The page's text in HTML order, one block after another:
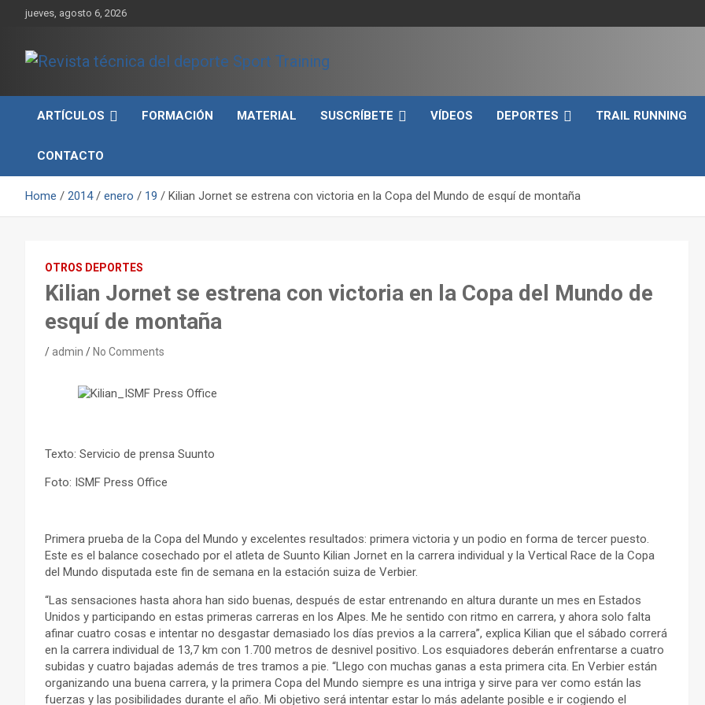
jueves, agosto 6, 2026
Revista técnica del
deporte Sport Training
rendimiento, nutrición y entrenamiento.
ARTÍCULOS
FORMACIÓN MATERIAL SUSCRÍBETE VÍDEOS DEPORTES TRAIL RUNNING
CONTACTO
Home 2014 enero 19 Kilian Jornet se estrena con victoria en la Copa del Mundo de esquí de montaña
OTROS DEPORTES
Kilian Jornet se estrena con victoria en la Copa del Mundo de
esquí de montaña
admin No Comments
Texto: Servicio de prensa Suunto
Foto: ISMF Press Office
Primera prueba de la Copa del Mundo y excelentes resultados: primera victoria y un podio en forma de tercer puesto.
Este es el balance cosechado por el atleta de Suunto Kilian Jornet en la carrera individual y la Vertical Race de la Copa
del Mundo disputada este fin de semana en la estación suiza de Verbier.
“Las sensaciones hasta ahora han sido buenas, después de estar entrenando en altura durante un mes en Estados
Unidos y participando en estas primeras carreras en los Alpes. Me he sentido con ritmo en carrera, y ahora solo falta
afinar cuatro cosas e intentar no desgastar demasiado los días previos a la carrera”, explica Kilian que el sábado correrá
en la carrera individual de 13,7 km con 1.700 metros de desnivel positivo. Los esquiadores deberán enfrentarse a cuatro
subidas y cuatro bajadas además de tres tramos a pie. “Llego con muchas ganas a esta primera cita. En Verbier están
organizando una buena carrera, y la primera Copa del Mundo siempre es una intriga y sirve para ver como están las
fuerzas y las posibilidades durante el año. Mi objetivo será intentar estar lo más adelante posible e ir cogiendo el